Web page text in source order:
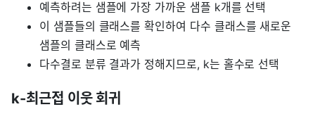
예측하려는 샘플에 가장 가까운 샘플 k개를 선택
이 샘플들의 클래스를 확인하여 다수 클래스를 새로운
샘플의 클래스로 예측
다수결로 분류 결과가 정해지므로, k는 홀수로 선택
k-최근접 이웃 회귀